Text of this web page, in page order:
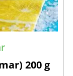
200 g